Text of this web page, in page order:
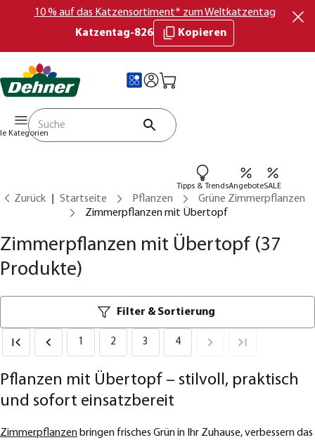
10 % auf das Katzensortiment* zum Weltkatzentag
Katzentag-826
Kopieren
Kategorien
Tipps & TrendsAngeboteSALE
Zurück Startseite Pflanzen
Grüne Zimmerpflanzen
Zimmerpflanzen mit Übertopf
Zimmerpflanzen mit Übertopf (37
Produkte)
Filter & Sortierung
1 2 3 4
Pflanzen mit Übertopf – stilvoll, praktisch
und sofort einsatzbereit
Zimmerpflanzenbringen frisches Grün in Ihr Zuhause, verbessern das